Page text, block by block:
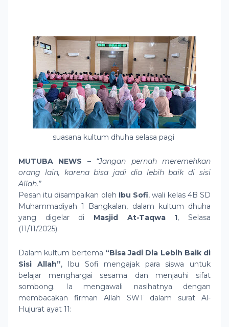
suasana kultum dhuha selasa pagi
MUTUBA NEWS – “Jangan pernah meremehkan
orang lain, karena bisa jadi dia lebih baik di sisi
Allah.”
Pesan itu disampaikan oleh Ibu Sofi, wali kelas 4B SD
Muhammadiyah 1 Bangkalan, dalam kultum dhuha
yang digelar di Masjid At-Taqwa 1, Selasa
(11/11/2025).
Dalam kultum bertema “Bisa Jadi Dia Lebih Baik di
Sisi Allah”, Ibu Sofi mengajak para siswa untuk
belajar menghargai sesama dan menjauhi sifat
sombong. Ia mengawali nasihatnya dengan
membacakan firman Allah SWT dalam surat Al-
Hujurat ayat 11: